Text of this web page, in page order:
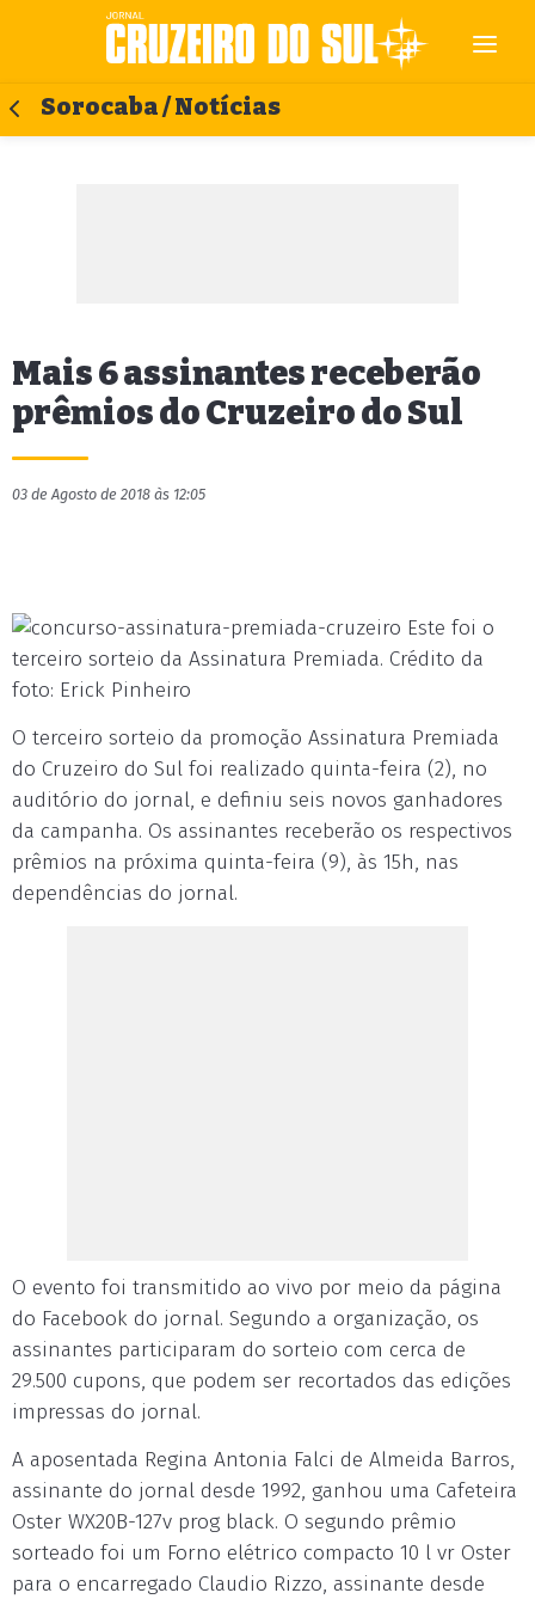
Sorocaba / Notícias
Mais 6 assinantes receberão
prêmios do Cruzeiro do Sul
03 de Agosto de 2018 às 12:05
Este foi o
terceiro sorteio da Assinatura Premiada. Crédito da
foto: Erick Pinheiro
O terceiro sorteio da promoção Assinatura Premiada
do Cruzeiro do Sul foi realizado quinta-feira (2), no
auditório do jornal, e definiu seis novos ganhadores
da campanha. Os assinantes receberão os respectivos
prêmios na próxima quinta-feira (9), às 15h, nas
dependências do jornal.
O evento foi transmitido ao vivo por meio da página
do Facebook do jornal. Segundo a organização, os
assinantes participaram do sorteio com cerca de
29.500 cupons, que podem ser recortados das edições
impressas do jornal.
A aposentada Regina Antonia Falci de Almeida Barros,
assinante do jornal desde 1992, ganhou uma Cafeteira
Oster WX20B-127v prog black. O segundo prêmio
sorteado foi um Forno elétrico compacto 10 l vr Oster
para o encarregado Claudio Rizzo, assinante desde